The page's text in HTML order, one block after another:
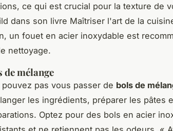
ce qui est crucial pour la texture de
dans son livre Maîtriser l'art de la
un fouet en acier inoxydable est
nettoyage.
de mélange
pouvez pas vous passer de bols de
les ingrédients, préparer les pâtes
Optez pour des bols en acier